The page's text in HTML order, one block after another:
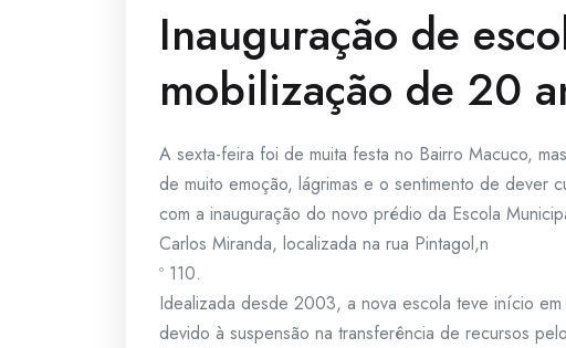
Inauguração de
mobilização de 20
A sexta-feira foi de muita festa no Bairro Macuco,
de muito emoção, lágrimas e o sentimento de dever
com a inauguração do novo prédio da Escola
Carlos Miranda, localizada na rua Pintagol,n
º 110.
Idealizada desde 2003, a nova escola teve início em
devido à suspensão na transferência de recursos